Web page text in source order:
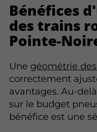
Bénéfices
des trains
Pointe-
Une géométrie
correctement
avantages. Au-
sur le budget
bénéfice est une